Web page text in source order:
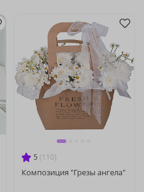
5 (110)
Композиция "Грезы ангела"